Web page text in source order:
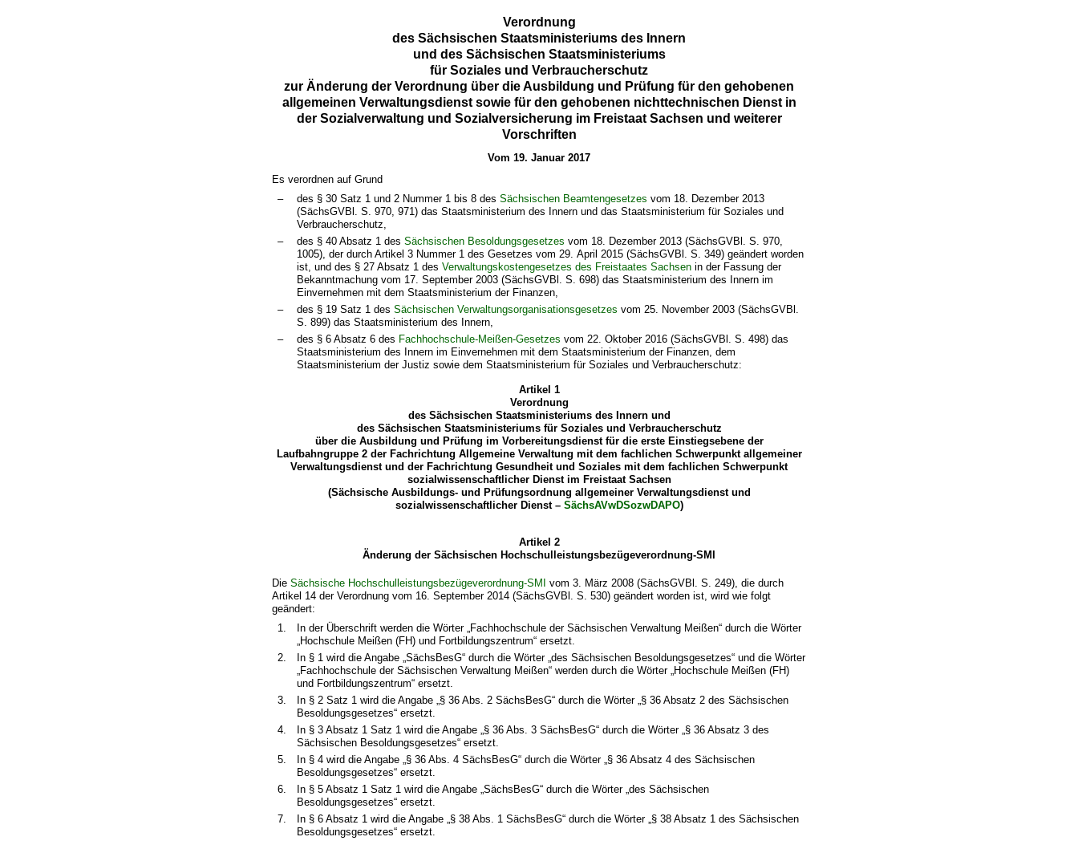
Verordnung
des Sächsischen Staatsministeriums des Innern
und des Sächsischen Staatsministeriums
für Soziales und Verbraucherschutz
zur Änderung der Verordnung über die Ausbildung und Prüfung für den gehobenen
allgemeinen Verwaltungsdienst sowie für den gehobenen nichttechnischen Dienst in
der Sozialverwaltung und Sozialversicherung im Freistaat Sachsen und weiterer
Vorschriften
Vom 19. Januar 2017
Es verordnen auf Grund
–
des § 30 Satz 1 und 2 Nummer 1 bis 8 des Sächsischen Beamtengesetzes vom 18. Dezember 2013
(SächsGVBl. S. 970, 971) das Staatsministerium des Innern und das Staatsministerium für Soziales und
Verbraucherschutz,
–
des § 40 Absatz 1 des Sächsischen Besoldungsgesetzes vom 18. Dezember 2013 (SächsGVBl. S. 970,
1005), der durch Artikel 3 Nummer 1 des Gesetzes vom 29. April 2015 (SächsGVBl. S. 349) geändert worden
ist, und des § 27 Absatz 1 des Verwaltungskostengesetzes des Freistaates Sachsenin der Fassung der
Bekanntmachung vom 17. September 2003 (SächsGVBl. S. 698) das Staatsministerium des Innern im
Einvernehmen mit dem Staatsministerium der Finanzen,
–
des § 19 Satz 1 des Sächsischen Verwaltungsorganisationsgesetzes vom 25. November 2003 (SächsGVBl.
S. 899) das Staatsministerium des Innern,
–
des § 6 Absatz 6 des Fachhochschule-Meißen-Gesetzes vom 22. Oktober 2016 (SächsGVBl. S. 498) das
Staatsministerium des Innern im Einvernehmen mit dem Staatsministerium der Finanzen, dem
Staatsministerium der Justiz sowie dem Staatsministerium für Soziales und Verbraucherschutz:
Artikel 1
Verordnung
des Sächsischen Staatsministeriums des Innern und
des Sächsischen Staatsministeriums für Soziales und Verbraucherschutz
über die Ausbildung und Prüfung im Vorbereitungsdienst für die erste Einstiegsebene der
Laufbahngruppe 2 der Fachrichtung Allgemeine Verwaltung mit dem fachlichen Schwerpunkt allgemeiner
Verwaltungsdienst und der Fachrichtung Gesundheit und Soziales mit dem fachlichen Schwerpunkt
sozialwissenschaftlicher Dienst im Freistaat Sachsen
(Sächsische Ausbildungs- und Prüfungsordnung allgemeiner Verwaltungsdienst und
sozialwissenschaftlicher Dienst – SächsAVwDSozwDAPO)
Artikel 2
Änderung der Sächsischen Hochschulleistungsbezügeverordnung-SMI
DieSächsische Hochschulleistungsbezügeverordnung-SMI vom 3. März 2008 (SächsGVBl. S. 249), die durch
Artikel 14 der Verordnung vom 16. September 2014 (SächsGVBl. S. 530) geändert worden ist, wird wie folgt
geändert:
1.
In der Überschrift werden die Wörter „Fachhochschule der Sächsischen Verwaltung Meißen“ durch die Wörter
„Hochschule Meißen (FH) und Fortbildungszentrum“ ersetzt.
2.
In § 1 wird die Angabe „SächsBesG“ durch die Wörter „des Sächsischen Besoldungsgesetzes“ und die Wörter
„Fachhochschule der Sächsischen Verwaltung Meißen“ werden durch die Wörter „Hochschule Meißen (FH)
und Fortbildungszentrum“ ersetzt.
3.
In § 2 Satz 1 wird die Angabe „§ 36 Abs. 2 SächsBesG“ durch die Wörter „§ 36 Absatz 2 des Sächsischen
Besoldungsgesetzes“ ersetzt.
4.
In § 3 Absatz 1 Satz 1 wird die Angabe „§ 36 Abs. 3 SächsBesG“ durch die Wörter „§ 36 Absatz 3 des
Sächsischen Besoldungsgesetzes“ ersetzt.
5.
In § 4 wird die Angabe „§ 36 Abs. 4 SächsBesG“ durch die Wörter „§ 36 Absatz 4 des Sächsischen
Besoldungsgesetzes“ ersetzt.
6.
In § 5 Absatz 1 Satz 1 wird die Angabe „SächsBesG“ durch die Wörter „des Sächsischen
Besoldungsgesetzes“ ersetzt.
7.
In § 6 Absatz 1 wird die Angabe „§ 38 Abs. 1 SächsBesG“ durch die Wörter „§ 38 Absatz 1 des Sächsischen
Besoldungsgesetzes“ ersetzt.